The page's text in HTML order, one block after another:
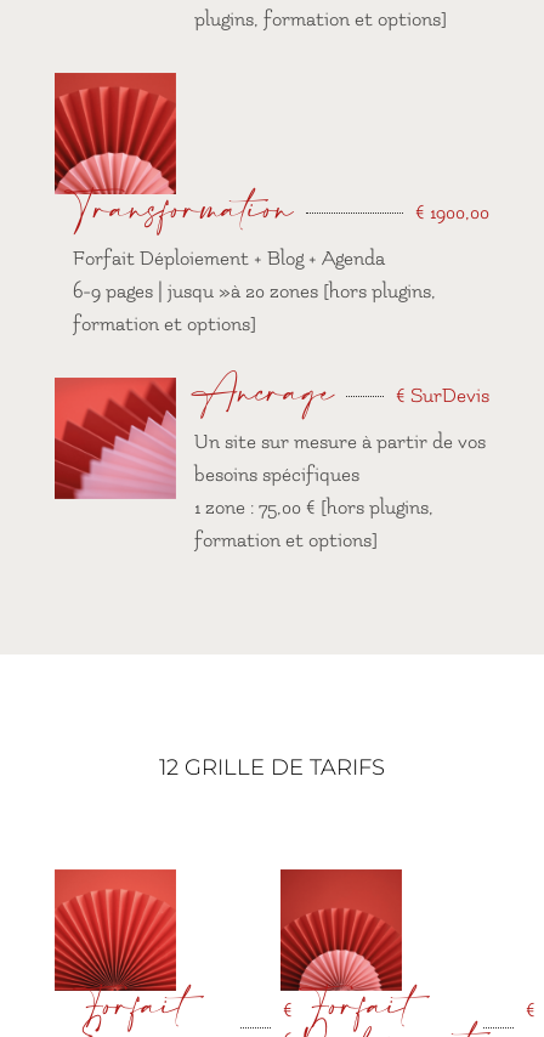
plugins, formation et options]
Transformation € 1900,00
Forfait Déploiement + Blog + Agenda
6-9 pages | jusqu »à 20 zones [hors plugins,
formation et options]
Ancrage €SurDevis
Un site sur mesure à partir de vos
besoins spécifiques
1 zone : 75,00 € [hors plugins,
formation et options]
12 GRILLE DE TARIFS
Forfait
€ Forfait
€